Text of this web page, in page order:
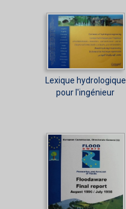
Lexique hydrologique
pour l'ingénieur